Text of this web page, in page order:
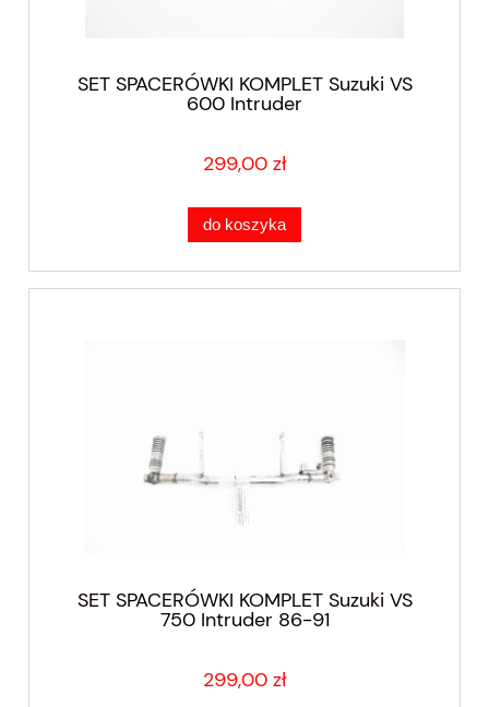
SET SPACERÓWKI KOMPLET Suzuki VS
600 Intruder
299,00 zł
do koszyka
SET SPACERÓWKI KOMPLET Suzuki VS
750 Intruder 86-91
299,00 zł